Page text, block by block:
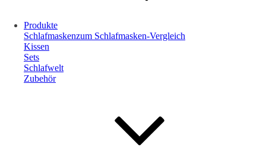
Produkte
Schlafmasken
Kissen
Sets
Schlafwelt
Zubehör
zum Schlafmasken-Vergleich